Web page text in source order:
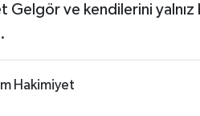
Gelgör ve kendilerini
Hakimiyet